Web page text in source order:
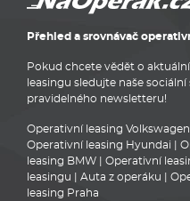
Přehled a srovnávač
Pokud chcete vědět o
leasingu sledujte naše
pravidelného newsletteru!
Operativní leasing Volkswagen
Operativní leasing Hyundai
leasing BMW
Operativní
leasingu
Auta z operáku
leasing Praha